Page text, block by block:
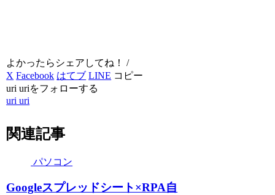
よかったらシェアしてね！ /
X Facebook はてブ LINE コピー
uri uriをフォローする
uri uri
関連記事
パソコン
Googleスプレッドシート×RPA自